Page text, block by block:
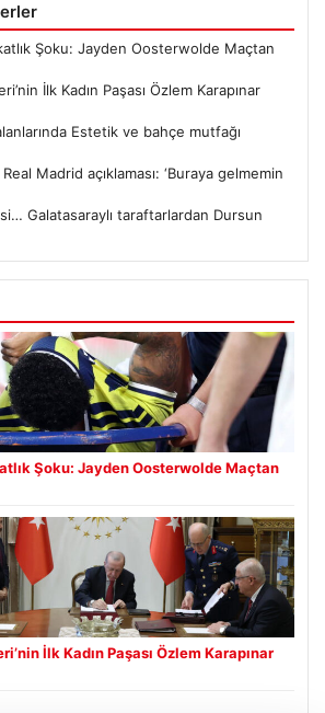
Şoku: Jayden Oosterwolde Maçtan
İlk Kadın Paşası Özlem Karapınar
Estetik ve bahçe mutfağı
Madrid açıklaması: ‘Buraya gelmemin
Galatasaraylı taraftarlardan Dursun
Şoku: Jayden Oosterwolde Maçtan
İlk Kadın Paşası Özlem Karapınar